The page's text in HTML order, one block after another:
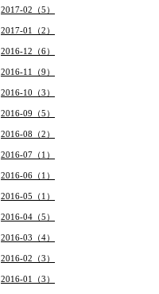
2017-02（5）
2017-01（2）
2016-12（6）
2016-11（9）
2016-10（3）
2016-09（5）
2016-08（2）
2016-07（1）
2016-06（1）
2016-05（1）
2016-04（5）
2016-03（4）
2016-02（3）
2016-01（3）